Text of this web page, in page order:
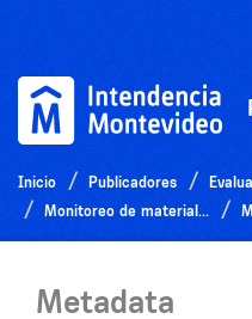
Inicio Publicadores
Monitoreo de material...
Metadata